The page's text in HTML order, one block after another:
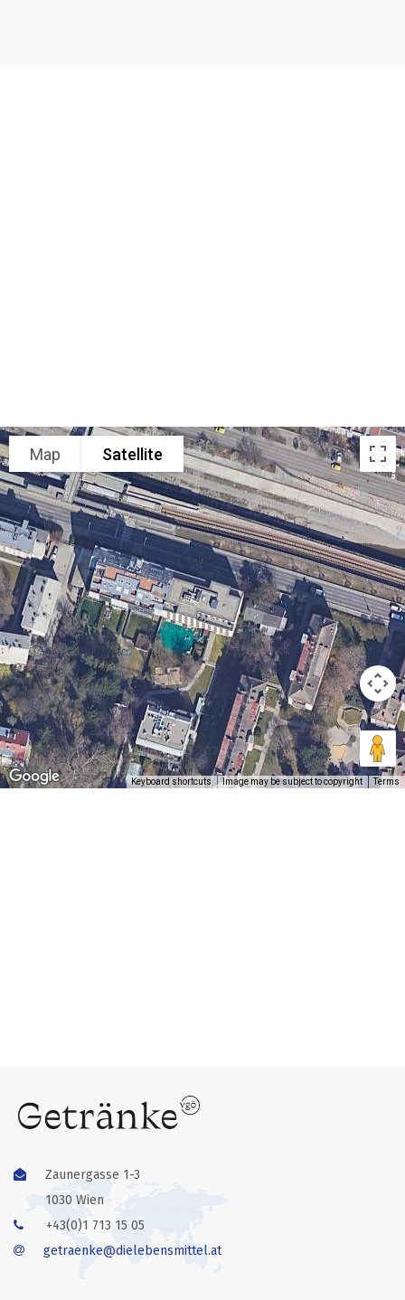
Map Satellite
Keyboard shortcuts Image may be subject to copyright Terms
Zaunergasse 1-3
1030 Wien
+43(0)1 713 15 05
getraenke@dielebensmittel.at